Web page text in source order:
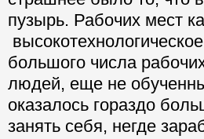
пузырь. Рабочих мест
большого числа
людей, еще не
оказалось гораздо
занять себя, негде